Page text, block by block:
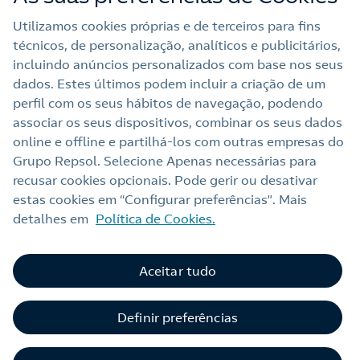
Outras Energias
Links Úteis
Nota legal
Política de privacidade
Política de cookies
Termos e Condições My Repsol
Acessibilidade
Alerta por fraude
Livro de Reclamações Online
Utilizamos cookies próprias e de terceiros para fins
técnicos, de personalização, analíticos e publicitários,
incluindo anúncios personalizados com base nos seus
dados. Estes últimos podem incluir a criação de um
perfil com os seus hábitos de navegação, podendo
associar os seus dispositivos, combinar os seus dados
online e offline e partilhá‑los com outras empresas do
Grupo Repsol. Selecione Apenas necessárias para
recusar cookies opcionais. Pode gerir ou desativar
estas cookies em “Configurar preferências”. Mais
detalhes em Política de Cookies.
Definir preferências
Aceitar tudo